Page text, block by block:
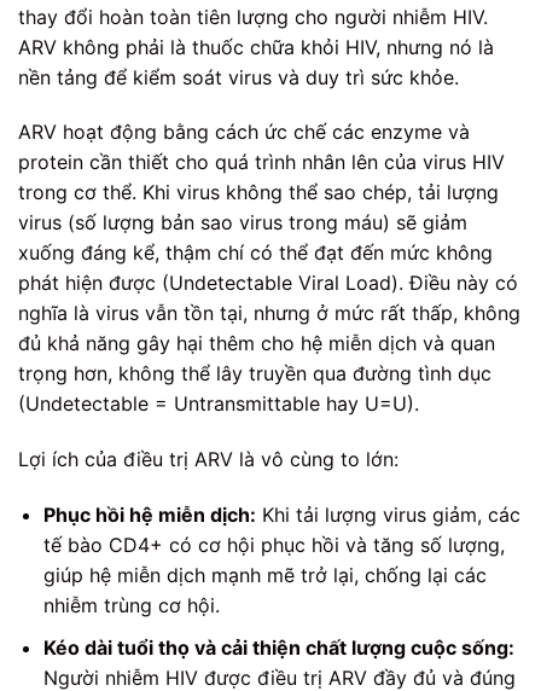
thay đổi hoàn toàn tiên lượng cho người nhiễm HIV.
ARV không phải là thuốc chữa khỏi HIV, nhưng nó là
nền tảng để kiểm soát virus và duy trì sức khỏe.
ARV hoạt động bằng cách ức chế các enzyme và
protein cần thiết cho quá trình nhân lên của virus HIV
trong cơ thể. Khi virus không thể sao chép, tải lượng
virus (số lượng bản sao virus trong máu) sẽ giảm
xuống đáng kể, thậm chí có thể đạt đến mức không
phát hiện được (Undetectable Viral Load). Điều này có
nghĩa là virus vẫn tồn tại, nhưng ở mức rất thấp, không
đủ khả năng gây hại thêm cho hệ miễn dịch và quan
trọng hơn, không thể lây truyền qua đường tình dục
(Undetectable = Untransmittable hay U=U).
Lợi ích của điều trị ARV là vô cùng to lớn:
Phục hồi hệ miễn dịch: Khi tải lượng virus giảm, các
tế bào CD4+ có cơ hội phục hồi và tăng số lượng,
giúp hệ miễn dịch mạnh mẽ trở lại, chống lại các
nhiễm trùng cơ hội.
Kéo dài tuổi thọ và cải thiện chất lượng cuộc sống:
Người nhiễm HIV được điều trị ARV đầy đủ và đúng